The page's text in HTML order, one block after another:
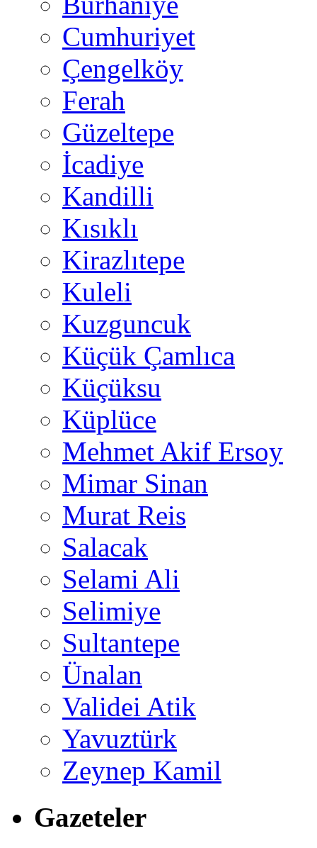
Cumhuriyet
Çengelköy
Ferah
Güzeltepe
İcadiye
Kandilli
Kısıklı
Kirazlıtepe
Kuleli
Kuzguncuk
Küçük Çamlıca
Küçüksu
Küplüce
Mehmet Akif Ersoy
Mimar Sinan
Murat Reis
Salacak
Selami Ali
Selimiye
Sultantepe
Ünalan
Validei Atik
Yavuztürk
Zeynep Kamil
Gazeteler